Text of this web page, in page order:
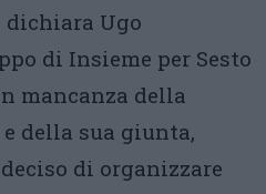
dichiara Ugo
di Insieme per Sesto
mancanza della
della sua giunta,
di organizzare